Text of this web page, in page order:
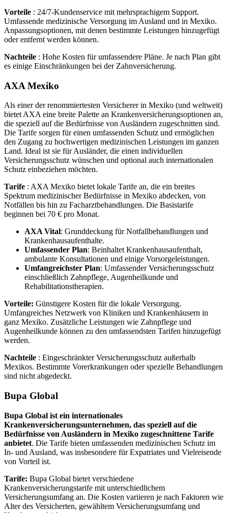
Vorteile : 24/7-Kundenservice mit mehrsprachigem Support.
Umfassende medizinische Versorgung im Ausland und in Mexiko.
Anpassungsoptionen, mit denen bestimmte Leistungen hinzugefügt
oder entfernt werden können.
Nachteile : Hohe Kosten für umfassendere Pläne. Je nach Plan gibt
es einige Einschränkungen bei der Zahnversicherung.
AXA Mexiko
Als einer der renommiertesten Versicherer in Mexiko (und weltweit)
bietet AXA eine breite Palette an Krankenversicherungsoptionen an,
die speziell auf die Bedürfnisse von Ausländern zugeschnitten sind.
Die Tarife sorgen für einen umfassenden Schutz und ermöglichen
den Zugang zu hochwertigen medizinischen Leistungen im ganzen
Land. Ideal ist sie für Ausländer, die einen individuellen
Versicherungsschutz wünschen und optional auch internationalen
Schutz einbeziehen möchten.
Tarife : AXA Mexiko bietet lokale Tarife an, die ein breites
Spektrum medizinischer Bedürfnisse in Mexiko abdecken, von
Notfällen bis hin zu Facharztbehandlungen. Die Basistarife
beginnen bei 70 € pro Monat.
AXA Vital: Grunddeckung für Notfallbehandlungen und
Krankenhausaufenthalte.
Umfassender Plan: Beinhaltet Krankenhausaufenthalt,
ambulante Konsultationen und einige Vorsorgeleistungen.
Umfangreichster Plan: Umfassender Versicherungsschutz
einschließlich Zahnpflege, Augenheilkunde und
Rehabilitationstherapien.
Vorteile: Günstigere Kosten für die lokale Versorgung.
Umfangreiches Netzwerk von Kliniken und Krankenhäusern in
ganz Mexiko. Zusätzliche Leistungen wie Zahnpflege und
Augenheilkunde können zu den umfassendsten Tarifen hinzugefügt
werden.
Nachteile : Eingeschränkter Versicherungsschutz außerhalb
Mexikos. Bestimmte Vorerkrankungen oder spezielle Behandlungen
sind nicht abgedeckt.
Bupa Global
Bupa Global ist ein internationales
Krankenversicherungsunternehmen, das speziell auf die
Bedürfnisse von Ausländern in Mexiko zugeschnittene Tarife
anbietet. Die Tarife bieten umfassenden medizinischen Schutz im
In- und Ausland, was insbesondere für Expatriates und Vielreisende
von Vorteil ist.
Tarife: Bupa Global bietet verschiedene
Krankenversicherungstarife mit unterschiedlichem
Versicherungsumfang an. Die Kosten variieren je nach Faktoren wie
Alter des Versicherten, gewähltem Versicherungsumfang und